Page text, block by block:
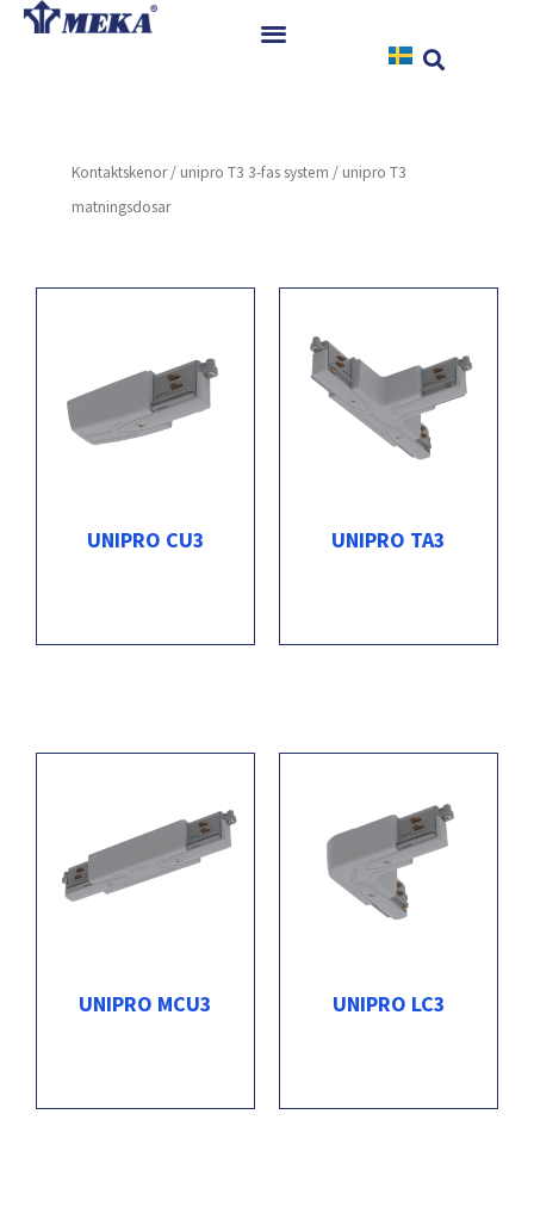
Hoppa
Referenser
Kontaktskenor/ unipro T3 3-fas system / unipro T3
matningsdosar
UNIPRO CU3 UNIPRO TA3
UNIPRO MCU3 UNIPRO LC3